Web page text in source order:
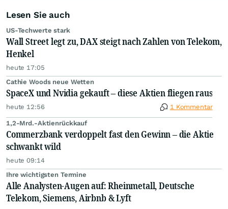
Lesen Sie auch
US-Techwerte stark
Wall Street legt zu, DAX steigt nach Zahlen von Telekom,
Henkel
heute 17:05
Cathie Woods neue Wetten
SpaceX und Nvidia gekauft – diese Aktien fliegen raus
heute 12:56 1 Kommentar
1,2-Mrd.-Aktienrückkauf
Commerzbank verdoppelt fast den Gewinn – die Aktie
schwankt wild
heute 09:14
Ihre wichtigsten Termine
Alle Analysten-Augen auf: Rheinmetall, Deutsche
Telekom, Siemens, Airbnb & Lyft